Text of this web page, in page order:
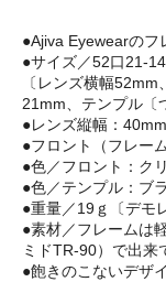
●Ajiva Eyewearのフ
●サイズ／52口21-
〔レンズ横幅
21mm、テンプル〔
●レンズ縦幅：40mm
●フロント（フレー
●色／フロント：ク
●色／テンプル：ブ
●重量／19ｇ〔デモ
●素材／フレームは
ミドTR-90）で出来
●飽きのこないデザ